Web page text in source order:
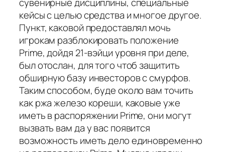
сувенирные дисциплины, специальные
кейсы с целью средства и многое другое.
Пункт, каковой предоставлял мочь
игрокам разблокировать положение
Prime, дойдя 21-вэйци уровня при деле,
был отослан, для того чтоб защитить
обширную базу инвесторов с смурфов.
Таким способом, буде около вам точить
как ржа железо кореши, каковые уже
иметь в распоряжении Prime, они могут
вызвать вам да у вас появится
возможность иметь дело единовременно